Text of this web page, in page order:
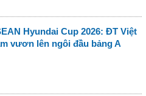
Hyundai Cup 2026: ĐT Việt
vươn lên ngôi đầu bảng A